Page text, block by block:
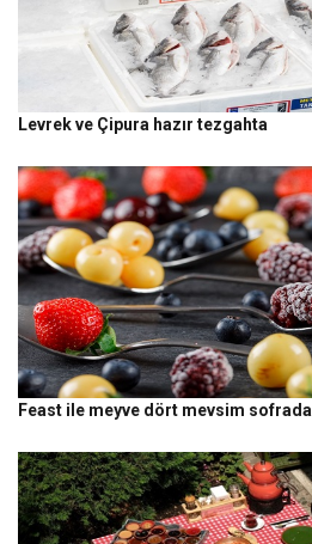
Levrek ve Çipura hazır tezgahta
Feast ile meyve dört mevsim sofrada